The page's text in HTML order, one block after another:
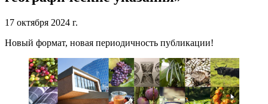
17 октября 2024 г.
Новый формат, новая периодичность публикации!